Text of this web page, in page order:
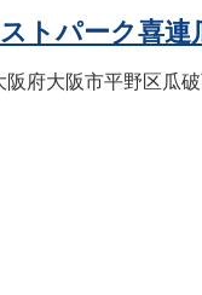
ストパーク喜連
阪府大阪市平野区瓜